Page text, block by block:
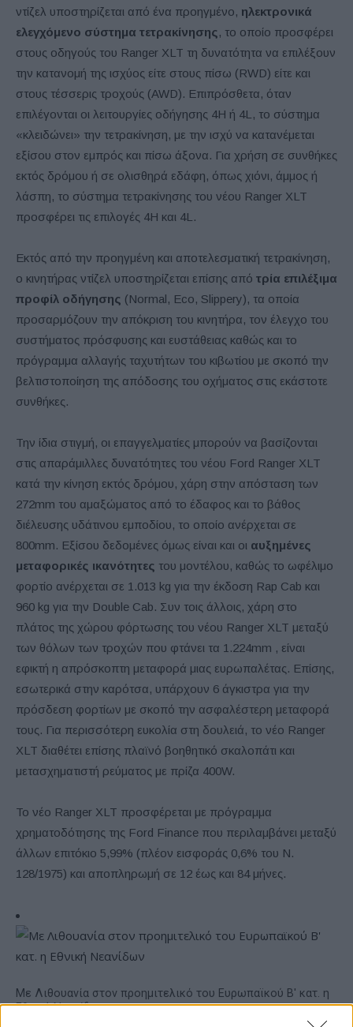
ντίζελ υποστηρίζεται από ένα προηγμένο, ηλεκτρονικά
ελεγχόμενο σύστημα τετρακίνησης , το οποίο προσφέρει
στους οδηγούς του Ranger XLT τη δυνατότητα να επιλέξουν
την κατανομή της ισχύος είτε στους πίσω (RWD) είτε και
στους τέσσερις τροχούς (AWD). Επιπρόσθετα, όταν
επιλέγονται οι λειτουργίες οδήγησης 4H ή 4L, το σύστημα
«κλειδώνει» την τετρακίνηση, με την ισχύ να κατανέμεται
εξίσου στον εμπρός και πίσω άξονα. Για χρήση σε συνθήκες
εκτός δρόμου ή σε ολισθηρά εδάφη, όπως χιόνι, άμμος ή
λάσπη, το σύστημα τετρακίνησης του νέου Ranger XLT
προσφέρει τις επιλογές 4H και 4L.
Εκτός από την προηγμένη και αποτελεσματική τετρακίνηση,
ο κινητήρας ντίζελ υποστηρίζεται επίσης από τρία επιλέξιμα
προφίλ οδήγησης (Normal, Eco, Slippery), τα οποία
προσαρμόζουν την απόκριση του κινητήρα, τον έλεγχο του
συστήματος πρόσφυσης και ευστάθειας καθώς και το
πρόγραμμα αλλαγής ταχυτήτων του κιβωτίου με σκοπό την
βελτιστοποίηση της απόδοσης του οχήματος στις εκάστοτε
συνθήκες.
Την ίδια στιγμή, οι επαγγελματίες μπορούν να βασίζονται
στις απαράμιλλες δυνατότητες του νέου Ford Ranger XLT
κατά την κίνηση εκτός δρόμου, χάρη στην απόσταση των
272mm του αμαξώματος από το έδαφος και το βάθος
διέλευσης υδάτινου εμποδίου, το οποίο ανέρχεται σε
800mm. Εξίσου δεδομένες όμως είναι και οι αυξημένες
μεταφορικές ικανότητες του μοντέλου, καθώς το ωφέλιμο
φορτίο ανέρχεται σε 1.013 kg για την έκδοση Rap Cab και
960 kg για την Double Cab. Συν τοις άλλοις, χάρη στο
πλάτος της χώρου φόρτωσης του νέου Ranger XLT μεταξύ
των θόλων των τροχών που φτάνει τα 1.224mm , είναι
εφικτή η απρόσκοπτη μεταφορά μιας ευρωπαλέτας. Επίσης,
εσωτερικά στην καρότσα, υπάρχουν 6 άγκιστρα για την
πρόσδεση φορτίων με σκοπό την ασφαλέστερη μεταφορά
τους. Για περισσότερη ευκολία στη δουλειά, το νέο Ranger
XLT διαθέτει επίσης πλαϊνό βοηθητικό σκαλοπάτι και
μετασχηματιστή ρεύματος με πρίζα 400W.
Το νέο Ranger XLT προσφέρεται με πρόγραμμα
χρηματοδότησης της Ford Finance που περιλαμβάνει μεταξύ
άλλων επιτόκιο 5,99% (πλέον εισφοράς 0,6% του Ν.
128/1975) και αποπληρωμή σε 12 έως και 84 μήνες.
Με Λιθουανία στον προημιτελικό του Ευρωπαϊκού Β' κατ. η
Εθνική Νεανίδων